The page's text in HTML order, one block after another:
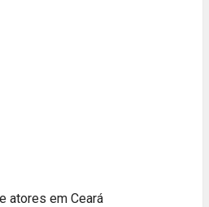
atores em Ceará